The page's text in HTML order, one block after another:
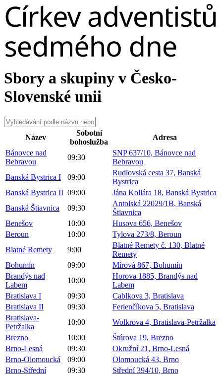
Sbory a skupiny v Česko-
Slovenské unii
Název
Sobotní
bohoslužba
Adresa
Bánovce nad
Bebravou
09:30
SNP 637/10, Bánovce nad
Bebravou
Banská Bystrica I
09:00
Rudlovská cesta 37, Banská
Bystrica
Banská Bystrica II 09:00
Jána Kollára 18, Banská Bystrica
Banská Štiavnica
09:30
Antolská 22029/1B, Banská
Štiavnica
Benešov
10:00
Husova 656, Benešov
Beroun
10:00
Tylova 273/8, Beroun
Blatné Remety
9:00
Blatné Remety č. 130, Blatné
Remety
Bohumín
09:00
Mírová 867, Bohumín
Brandýs nad
Labem
10:00
Horova 1885, Brandýs nad
Labem
Bratislava I
09:30
Cablkova 3, Bratislava
Bratislava II
09:30
Ferienčíkova 5, Bratislava
Bratislava-
Petržalka
10:00
Wolkrova 4, Bratislava-Petržalka
Brezno
10:00
Štúrova 19, Brezno
Brno-Lesná
09:30
Okružní 21, Brno-Lesná
Brno-Olomoucká
09:00
Olomoucká 43, Brno
Brno-Střední
09:30
Střední 394/10, Brno